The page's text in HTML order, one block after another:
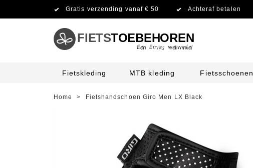
Gratis verzending vanaf € 50 Achteraf betalen
FIETSTOEBEHOREN
Fietskleding MTB kleding Fietsschoenen
Home > Fietshandschoen Giro Men LX Black